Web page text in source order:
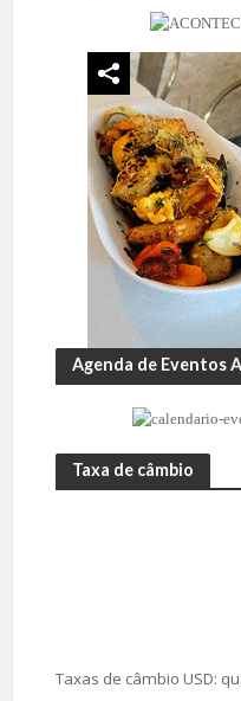
Agenda de Eventos
Taxa de câmbio
Taxas de câmbio USD: